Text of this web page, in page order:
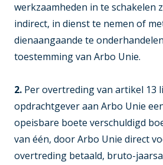
werkzaamheden in te schakelen
indirect, in dienst te nemen of
dienaangaande te
toestemming van Arbo Unie.
2. Per overtreding van artikel 13
opdrachtgever aan Arbo Unie
opeisbare boete verschuldigd
van één, door Arbo Unie direct
overtreding betaald, bruto-